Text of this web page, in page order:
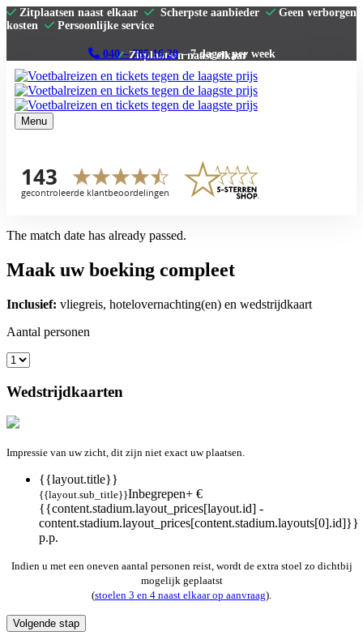
Zitplaatsen naast elkaar Scherpste aanbieder
Geen verborgen
kosten
Persoonlijke service
040 – 785 16 20– 7 dagen per week
Menu
La Liga
Serie A
Contact
The match date has already passed.
Maak uw boeking compleet
Inclusief: vliegreis, hotelovernachting(en) en wedstrijdkaart
Aantal personen
Wedstrijdkaarten
Impressie van uw zicht, dit zijn niet exact uw plaatsen.
{{layout.title}}
{{layout.sub_title}}Inbegrepen+ €
{{content.stadium.layout_prices[layout.id] -
content.stadium.layout_prices[content.stadium.layouts[0].id]}}
p.p.
Indien u met een oneven aantal personen reist, wordt de extra stoel zo dichtbij
mogelijk geplaatst
(stoelen 3 en 4 naast elkaar op aanvraag).
Volgende stap